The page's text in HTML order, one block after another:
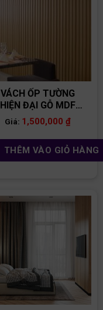
VÁCH ỐP TƯỜNG
HIỆN ĐẠI GỖ MDF
VNPN15
Giá: 1,500,000 ₫
THÊM VÀO GIỎ HÀNG